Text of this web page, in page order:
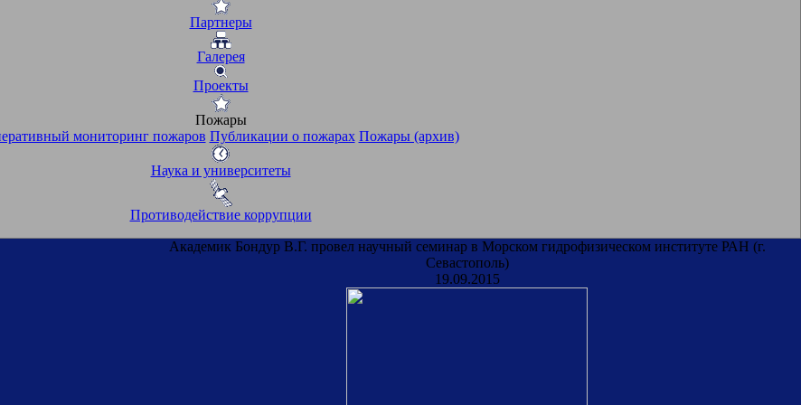
Партнеры
Галерея
Проекты
Пожары
мониторинг пожаров Публикации о пожарах Пожары (архив)
Наука и университеты
Противодействие коррупции
Академик Бондур В.Г. провел научный семинар в Морском гидрофизическом институте РАН (г.
Севастополь)
19.09.2015